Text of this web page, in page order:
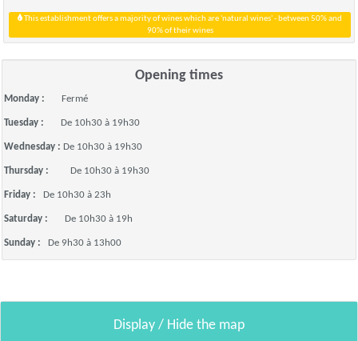
90% of their wines
Opening times
Monday : Fermé
Tuesday : De 10h30 à 19h30
Wednesday : De 10h30 à 19h30
Thursday : De 10h30 à 19h30
Friday : De 10h30 à 23h
Saturday : De 10h30 à 19h
Sunday : De 9h30 à 13h00
Display / Hide the map